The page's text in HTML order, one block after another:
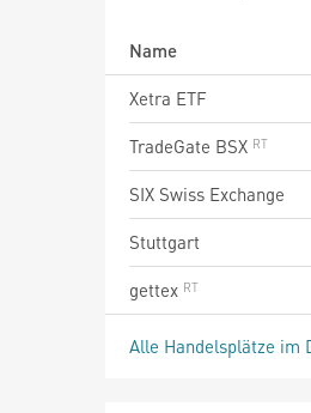
Name
Xetra ETF
TradeGate BSX
SIX Swiss Exchange
Stuttgart
gettex
Alle Handelsplätze im